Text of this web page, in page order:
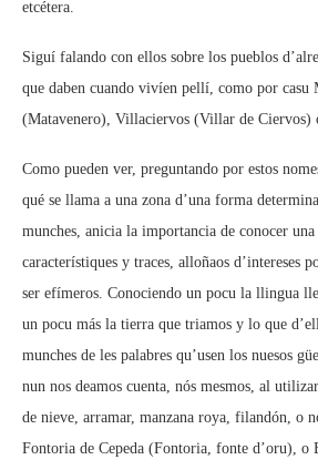
etcétera.
Siguí falando con ellos sobre los pueblos
que daben cuando vivíen pellí, como por casu
(Matavenero), Villaciervos (Villar de
Como pueden ver, preguntando por estos
qué se llama a una zona d’una forma
munches, anicia la importancia de conocer
característiques y traces, alloñaos d’intereses
ser efímeros. Conociendo un pocu la llingua
un pocu más la tierra que triamos y lo que
munches de les palabres qu’usen los nuesos
nun nos deamos cuenta, nós mesmos, al
de nieve, arramar, manzana roya, filandón, o
Fontoria de Cepeda (Fontoria, fonte d’oru), o